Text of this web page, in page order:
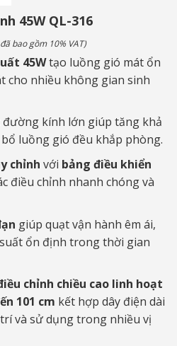
45W QL-316
bao gồm 10% VAT)
45Wtạo luồng gió mát ổn
cho nhiều không gian sinh
đường kính lớn giúp tăng khả
luồng gió đều khắp phòng.
chỉnh với bảng điều khiển
điều chỉnh nhanh chóng và
giúp quạt vận hành êm ái,
ổn định trong thời gian
chỉnh chiều cao linh hoạt
101 cm kết hợp dây điện dài
và sử dụng trong nhiều vị